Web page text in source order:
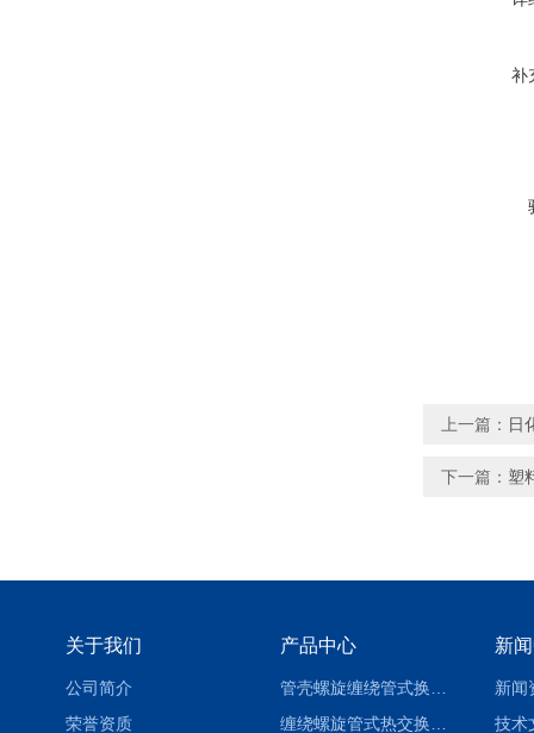
补
上一篇： 日
下一篇： 塑
关于我们
公司简介
荣誉资质
产品中心 新
新闻
技术